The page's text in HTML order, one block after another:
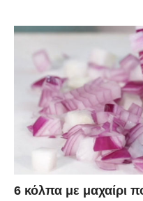
6 κόλπα με μαχαίρι